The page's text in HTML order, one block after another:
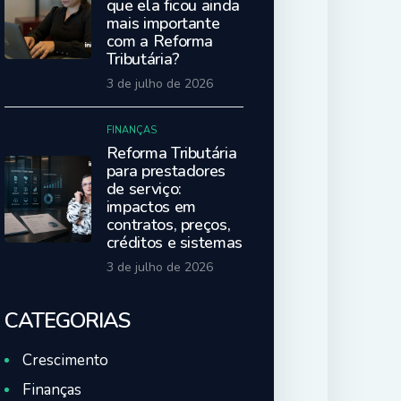
que ela ficou ainda
mais importante
com a Reforma
Tributária?
3 de julho de 2026
FINANÇAS
Reforma Tributária
para prestadores
de serviço:
impactos em
contratos, preços,
créditos e sistemas
3 de julho de 2026
CATEGORIAS
Crescimento
Finanças